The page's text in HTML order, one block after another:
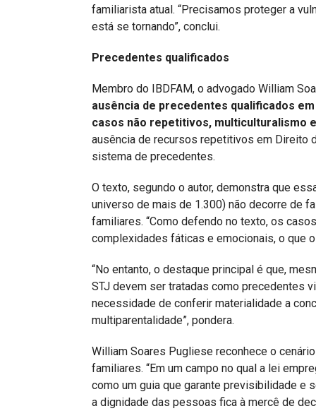
familiarista atual. “Precisamos proteger a
está se tornando”, conclui.
Precedentes qualificados
Membro do IBDFAM, o advogado William
ausência de precedentes qualificados
casos não repetitivos, multiculturalismo
ausência de recursos repetitivos em Direito
sistema de precedentes.
O texto, segundo o autor, demonstra que
universo de mais de 1.300) não decorre de
familiares. “Como defendo no texto, os
complexidades fáticas e emocionais, o que
“No entanto, o destaque principal é que,
STJ devem ser tratadas como precedentes
necessidade de conferir materialidade a
multiparentalidade”, pondera.
William Soares Pugliese reconhece o
familiares. “Em um campo no qual a lei
como um guia que garante previsibilidade e
a dignidade das pessoas fica à mercê de